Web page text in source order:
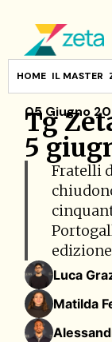
HOME IL MASTER
05 Giugno
Tg
5
Fratelli
Luca
Matilda